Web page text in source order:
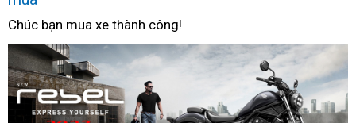
tặng
quả
bộ
collection
Honda
kiệm
Chúc bạn mua xe thành công!